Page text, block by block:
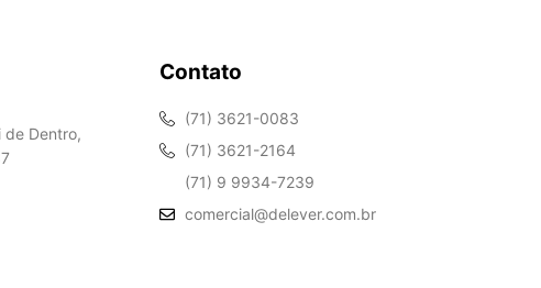
de Dentro,
Contato
(71) 3621-0083
(71) 3621-2164
(71) 9 9934-7239
comercial@delever.com.br